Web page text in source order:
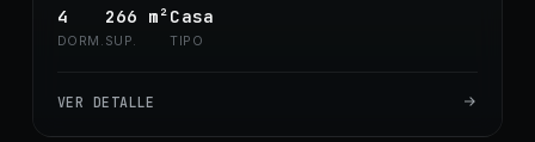
4
DORM.
266 m²
SUP.
Casa
TIPO
VER DETALLE